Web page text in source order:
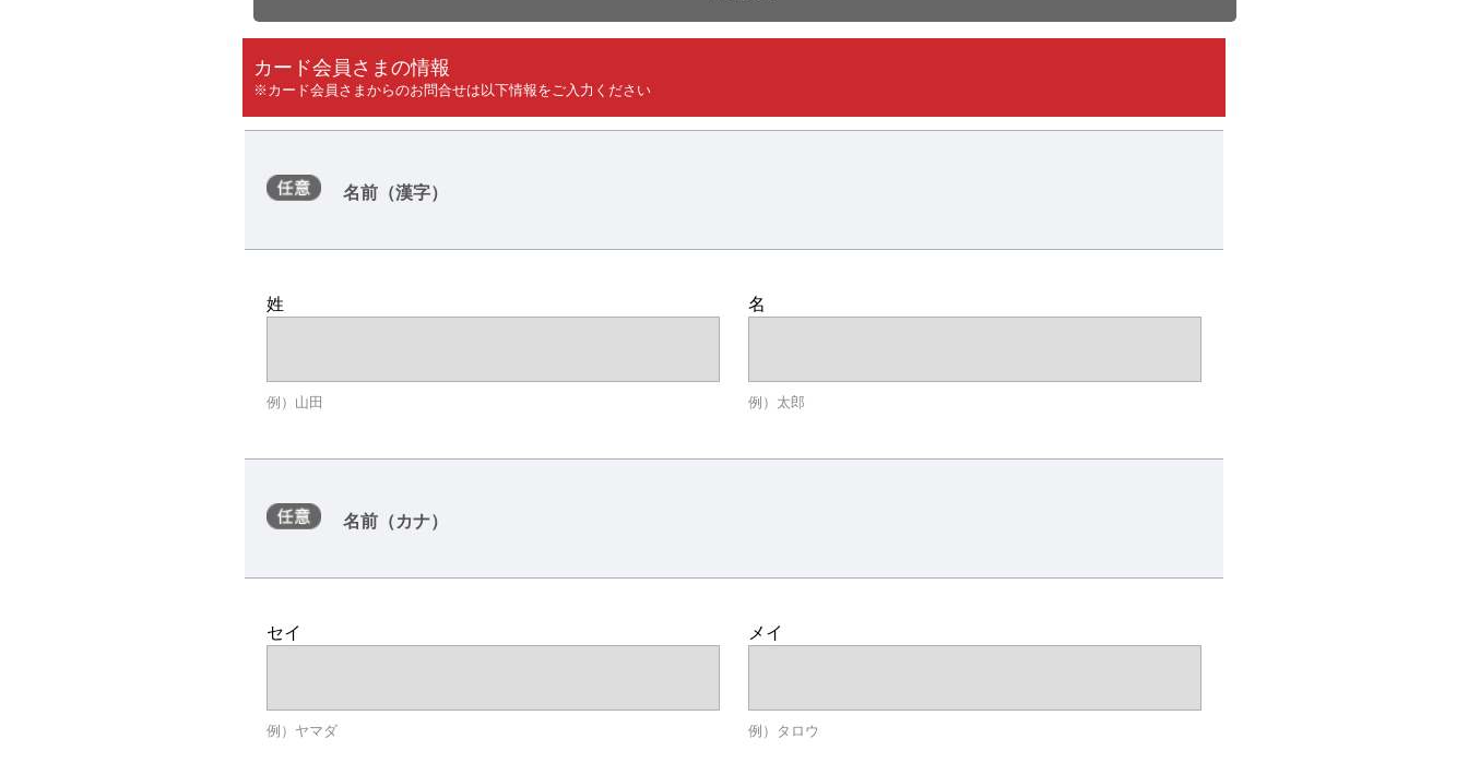
カード会員さまの情報
※カード会員さまからのお問合せは以下情報をご入力ください
名前（漢字）
姓 名
例）山田 例）太郎
名前（カナ）
セイ メイ
例）ヤマダ 例）タロウ